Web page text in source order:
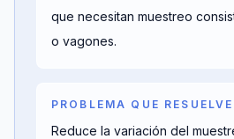
que necesitan muestreo
o vagones.
PROBLEMA QUE RESUELVE
Reduce la variación del